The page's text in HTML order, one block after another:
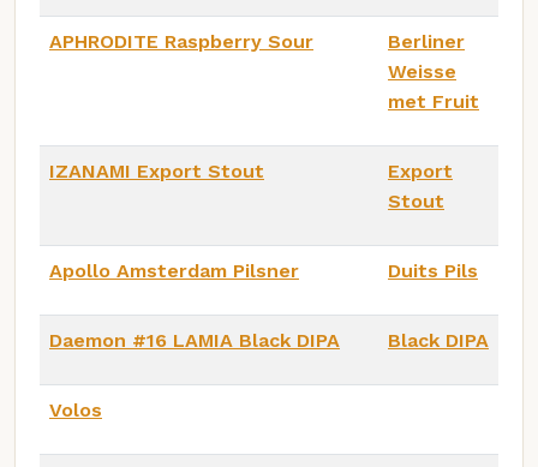
APHRODITE Raspberry Sour
Berliner
Weisse
met Fruit
IZANAMI Export Stout
Export
Stout
Apollo Amsterdam Pilsner Duits Pils
Daemon #16 LAMIA Black DIPA Black DIPA
Volos